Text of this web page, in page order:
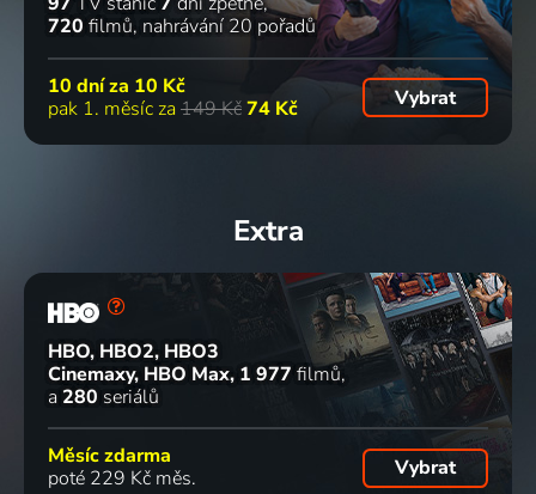
720 filmů nahrávání 20 pořadů
10 dní za 10 Kč
pak 1. měsíc za 149 Kč74 Kč Vybrat
Extra
HBO, HBO2, HBO3
Cinemaxy, HBO Max 1 977 filmů
a 280 seriálů
Měsíc zdarma
poté 229 Kč měs.
Vybrat